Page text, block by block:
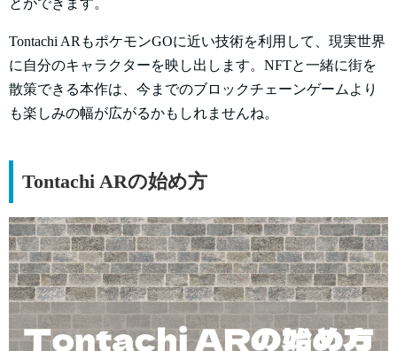
とができます。
Tontachi ARもポケモンGOに近い技術を利用して、現実世界
に自分のキャラクターを映し出します。NFTと一緒に街を
散策できる本作は、今までのブロックチェーンゲームより
も楽しみの幅が広がるかもしれませんね。
Tontachi ARの始め方